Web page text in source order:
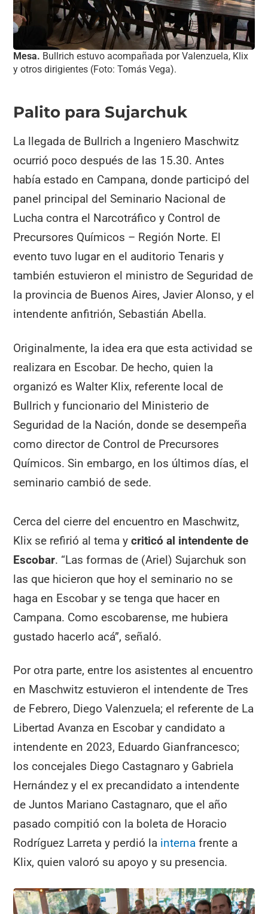
Mesa. Bullrich estuvo acompañada por Valenzuela, Klix
y otros dirigientes (Foto: Tomás Vega).
Palito para Sujarchuk
La llegada de Bullrich a Ingeniero Maschwitz
ocurrió poco después de las 15.30. Antes
había estado en Campana, donde participó del
panel principal del Seminario Nacional de
Lucha contra el Narcotráfico y Control de
Precursores Químicos – Región Norte. El
evento tuvo lugar en el auditorio Tenaris y
también estuvieron el ministro de Seguridad de
la provincia de Buenos Aires, Javier Alonso, y el
intendente anfitrión, Sebastián Abella.
Originalmente, la idea era que esta actividad se
realizara en Escobar. De hecho, quien la
organizó es Walter Klix, referente local de
Bullrich y funcionario del Ministerio de
Seguridad de la Nación, donde se desempeña
como director de Control de Precursores
Químicos. Sin embargo, en los últimos días, el
seminario cambió de sede.
Cerca del cierre del encuentro en Maschwitz,
Klix se refirió al tema ycriticó al intendente de
Escobar. “Las formas de (Ariel) Sujarchuk son
las que hicieron que hoy el seminario no se
haga en Escobar y se tenga que hacer en
Campana. Como escobarense, me hubiera
gustado hacerlo acá”, señaló.
Por otra parte, entre los asistentes al encuentro
en Maschwitz estuvieron el intendente de Tres
de Febrero, Diego Valenzuela; el referente de La
Libertad Avanza en Escobar y candidato a
intendente en 2023, Eduardo Gianfrancesco;
los concejales Diego Castagnaro y Gabriela
Hernández y el ex precandidato a intendente
de Juntos Mariano Castagnaro, que el año
pasado compitió con la boleta de Horacio
Rodríguez Larreta y perdió la interna frente a
Klix, quien valoró su apoyo y su presencia.